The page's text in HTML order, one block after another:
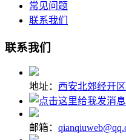
常见问题
联系我们
联系我们
地址： 西安北郊经开
邮箱：